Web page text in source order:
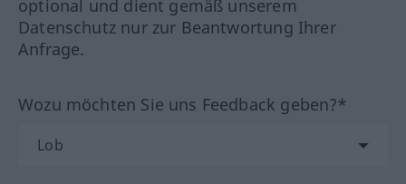
optional und dient gemäß unserem
Datenschutz nur zur Beantwortung Ihrer
Anfrage.
Wozu möchten Sie uns Feedback geben?*